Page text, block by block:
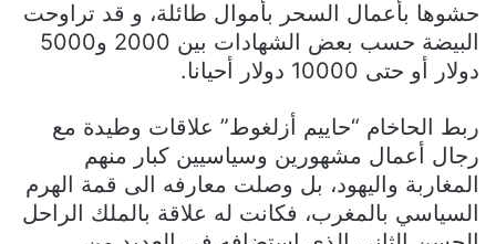
حشوها بأعمال السحر بأموال طائلة، و قد تراوحت
البيضة حسب بعض الشهادات بين 2000 و5000
دولار أو حتى 10000 دولار أحيانا.
ربط الحاخام “حاييم أزلغوط” علاقات وطيدة مع
رجال أعمال مشهورين وسياسيين كبار منهم
المغاربة واليهود، بل وصلت معارفه الى قمة الهرم
السياسي بالمغرب، فكانت له علاقة بالملك الراحل